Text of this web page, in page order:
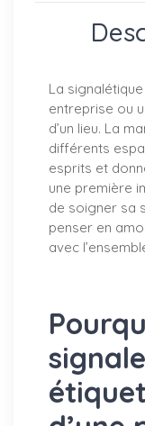
La
entreprise ou
d’un lieu. La
différents
esprits et
une première
de soigner sa
penser en
avec